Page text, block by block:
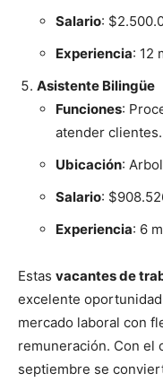
Salario:
Experiencia: 12
Asistente Bilingüe
Funciones:
atender clientes.
Ubicación:
Salario:
Experiencia: 6
Estas vacantes de
excelente
mercado laboral con
remuneración. Con el
septiembre se